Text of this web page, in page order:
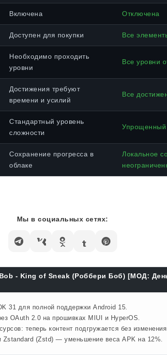
Включена Отключена
Доступен для покупки Все
Необходимо проходить
уровни
Все уровни
Достижения требуют
времени и усилий
Все
Стандартный уровень
сложности
Упрощенный
Сохранение прогресса в
облаке
Локальное
Мы в социальных сетях:
Bob - King of Sneak (Роббери Боб) [МОД:
31 для полной поддержки Android 15.
OAuth 2.0 на прошивках MIUI и HyperOS.
теперь контент подгружается без
Zstandard (Zstd) — уменьшение веса APK на 12%.